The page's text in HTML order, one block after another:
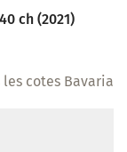
ch (2021)
les cotes Bavaria